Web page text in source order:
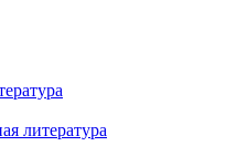
литература